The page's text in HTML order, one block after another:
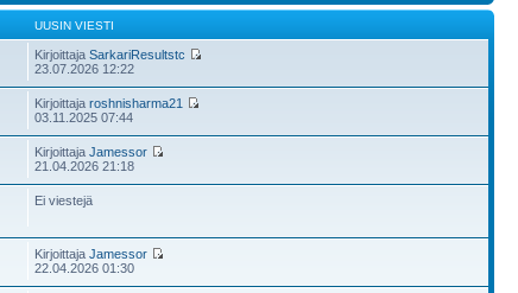
UUSIN VIESTI
KirjoittajaSarkariResultstc
23.07.2026 12:22
Kirjoittajaroshnisharma21
03.11.2025 07:44
KirjoittajaJamessor
21.04.2026 21:18
Ei viestejä
KirjoittajaJamessor
22.04.2026 01:30